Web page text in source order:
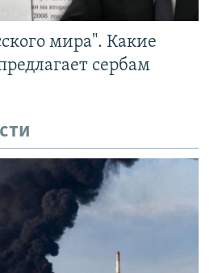
мира". Какие
сербам